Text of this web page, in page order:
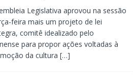
Legislativa aprovou na sessão
feira mais um projeto de lei
comitê idealizado pelo
para propor ações voltadas à
da cultura […]